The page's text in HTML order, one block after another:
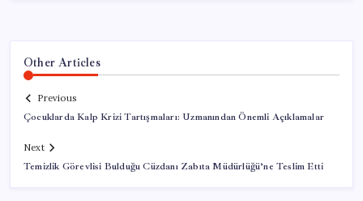
Other Articles
Previous
Çocuklarda Kalp Krizi Tartışmaları: Uzmanından Önemli Açıklamalar
Next
Temizlik Görevlisi Bulduğu Cüzdanı Zabıta Müdürlüğü’ne Teslim Etti